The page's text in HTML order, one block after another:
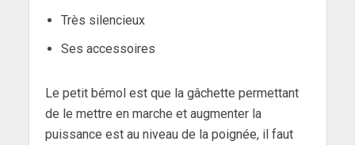
Très silencieux
Ses accessoires
Le petit bémol est que la gâchette permettant
de le mettre en marche et augmenter la
puissance est au niveau de la poignée, il faut